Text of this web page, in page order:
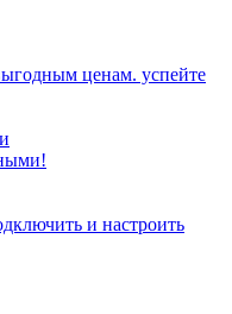
ценам. успейте
и настроить